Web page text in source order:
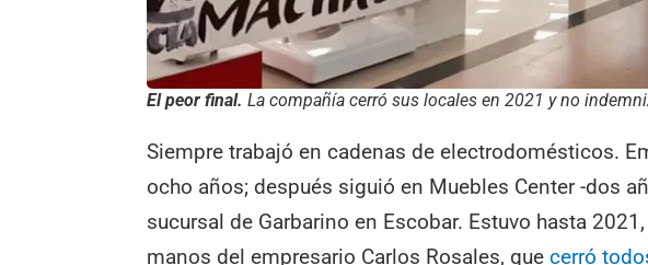
El peor final. La compañía cerró sus locales en 2021 y no
Siempre trabajó en cadenas de electrodomésticos.
ocho años; después siguió en Muebles Center -dos
sucursal de Garbarino en Escobar. Estuvo hasta
manos del empresario Carlos Rosales, quecerró